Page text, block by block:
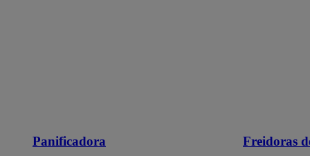
Panificadora Freidoras